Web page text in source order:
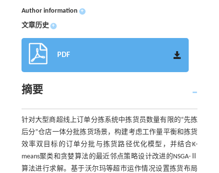
Author information +
文章历史 +
PDF
摘要
针对大型商超线上订单分拣系统中拣货员数量有限的“先拣
后分”仓店一体分批拣货场景，构建考虑工作量平衡和拣货
效率双目标的订单分批与拣货路径优化模型，并结合K-
means聚类和贪婪算法的最近邻点策略设计改进的NSGA-Ⅱ
算法进行求解。基于沃尔玛等超市运作情况设置拣货布局